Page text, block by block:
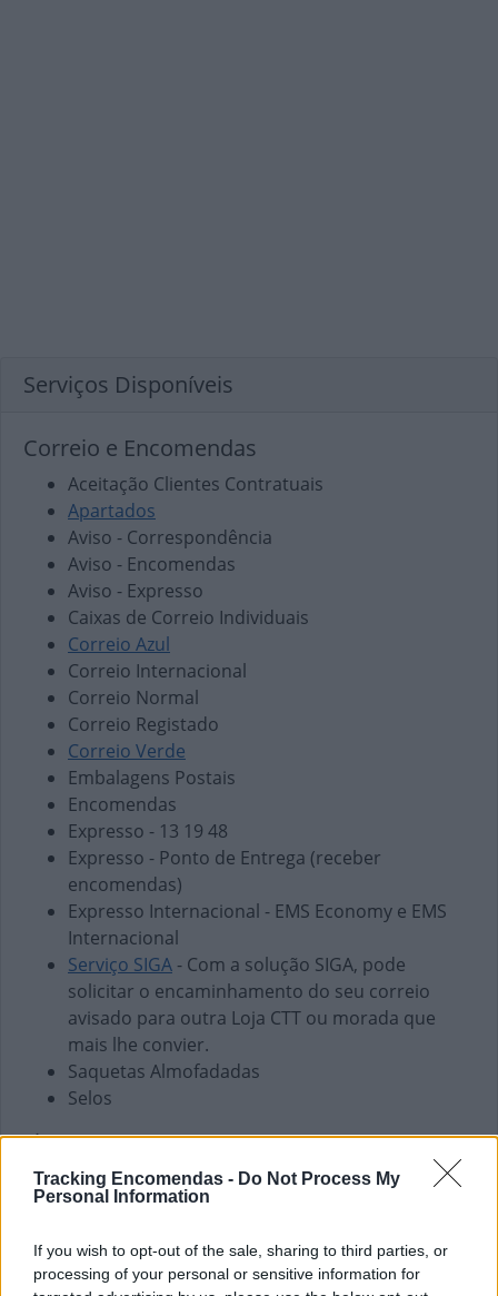
Tracking Encomendas - Do Not Process My
Personal Information
If you wish to opt-out of the sale, sharing to third parties, or
processing of your personal or sensitive information for
Serviços Disponíveis
Correio e Encomendas
Aceitação Clientes Contratuais
Apartados
Aviso - Correspondência
Aviso - Encomendas
Aviso - Expresso
Caixas de Correio Individuais
Correio Azul
Correio Internacional
Correio Normal
Correio Registado
Correio Verde
Embalagens Postais
Encomendas
Expresso - 13 19 48
Expresso - Ponto de Entrega (receber
encomendas)
Expresso Internacional - EMS Economy e EMS
Internacional
Serviço SIGA - Com a solução SIGA, pode
solicitar o encaminhamento do seu correio
avisado para outra Loja CTT ou morada que
mais lhe convier.
Saquetas Almofadadas
Selos
Finanças e Pagamentos
Envio de vales - Internacionais
Envio de vales - Nacionais
Pagamento de Faturas
Pagamento de Impostos